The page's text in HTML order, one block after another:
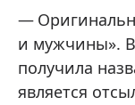
и мужчины».
получила
является